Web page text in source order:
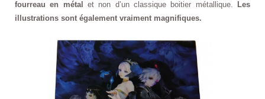
fourreau en métal
et non d’un classique boitier métallique.
Les
illustrations sont également vraiment magnifiques.